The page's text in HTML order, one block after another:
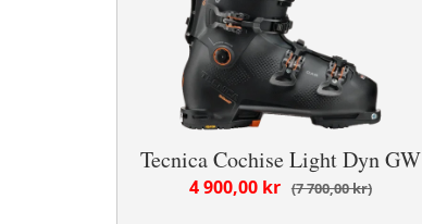
Tecnica Cochise Light Dyn GW
7 700,00 kr
4 900,00 kr